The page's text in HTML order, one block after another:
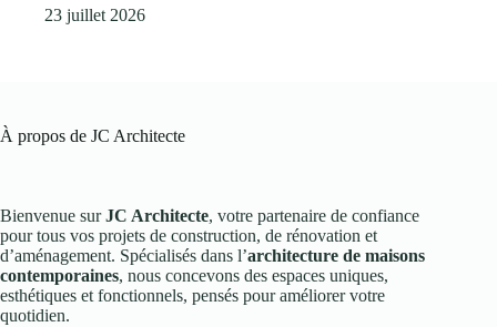
23 juillet 2026
À propos de JC Architecte
Bienvenue surJC Architecte, votre partenaire de confiance
pour tous vos projets de construction, de rénovation et
d’aménagement. Spécialisés dans l’architecture de maisons
contemporaines, nous concevons des espaces uniques,
esthétiques et fonctionnels, pensés pour améliorer votre
quotidien.